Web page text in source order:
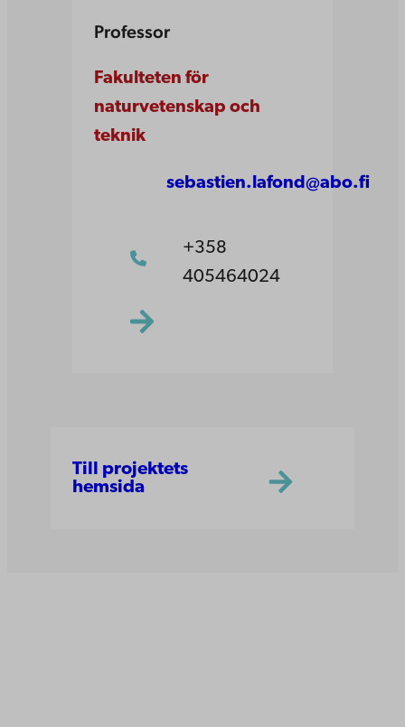
Professor
Fakulteten för
naturvetenskap och
teknik
sebastien.lafond@abo.fi
+358
405464024
Till projektets
hemsida